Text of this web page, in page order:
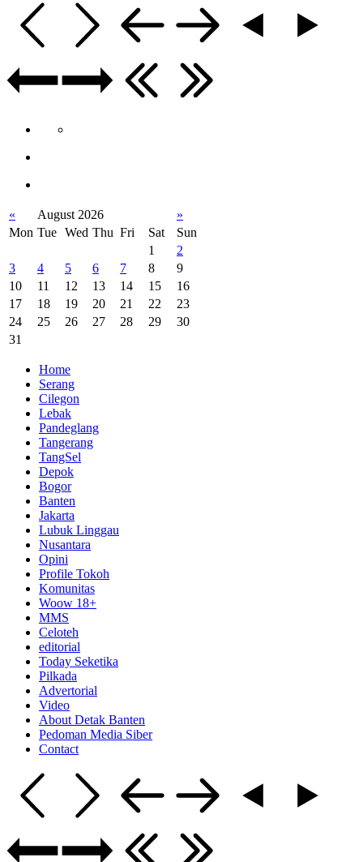
« August 2026
»
Mon Tue Wed Thu Fri Sat
Sun
1
2
3
4 5 6 7 8
9
10
11 12 13 14 15
16
17
18 19 20 21 22
23
24
25 26 27 28 29
30
31
Home
Serang
Cilegon
Lebak
Pandeglang
Tangerang
TangSel
Depok
Bogor
Banten
Jakarta
Lubuk Linggau
Nusantara
Opini
Profile Tokoh
Komunitas
Woow 18+
MMS
Celoteh
editorial
Today Seketika
Pilkada
Advertorial
Video
About Detak Banten
Pedoman Media Siber
Contact